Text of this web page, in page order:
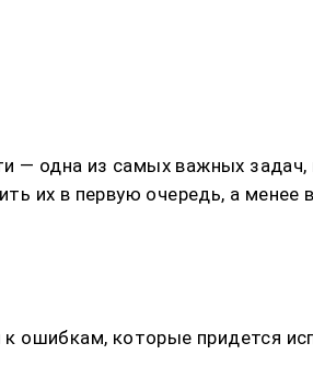
— одна из самых важных задач,
их в первую очередь, а
ошибкам, которые придется